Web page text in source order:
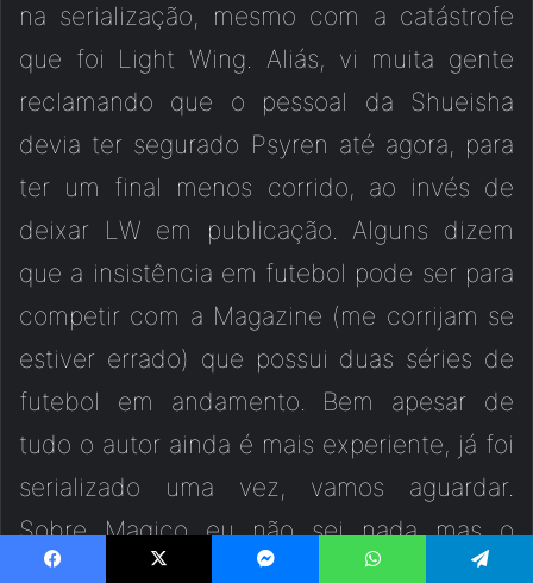
na serialização, mesmo com a catástrofe
que foi Light Wing. Aliás, vi muita gente
reclamando que o pessoal da Shueisha
devia ter segurado Psyren até agora, para
ter um final menos corrido, ao invés de
deixar LW em publicação. Alguns dizem
que a insistência em futebol pode ser para
competir com a Magazine (me corrijam se
estiver errado) que possui duas séries de
futebol em andamento. Bem apesar de
tudo o autor ainda é mais experiente, já foi
serializado uma vez, vamos aguardar.
Sobre Magico eu não sei nada mas o
conceito (magia e fantasia) chamou